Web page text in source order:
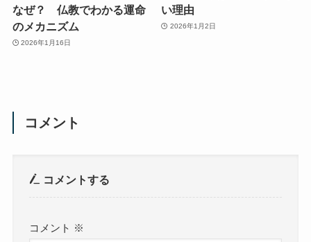
なぜ？ 仏教でわかる運命
のメカニズム
2026年1月16日
い理由
2026年1月2日
コメント
コメントする
コメント ※